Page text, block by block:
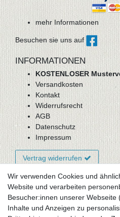
mehr Informationen
Besuchen sie uns auf
INFORMATIONEN
KOSTENLOSER
Versandkosten
Kontakt
Widerrufsrecht
AGB
Datenschutz
Impressum
Vertrag widerrufen
Newsletter-Anmeldung
FAQ / Fragen
Mein Warenkorb
Wir verwenden Cookies und
Website und verarbeiten
Besucher:innen unserer Webseite
Inhalte und Anzeigen zu